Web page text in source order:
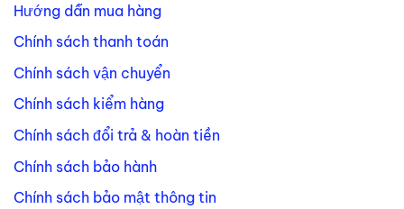
Hướng dẫn mua hàng
Chính sách thanh toán
Chính sách vận chuyển
Chính sách kiểm hàng
Chính sách đổi trả & hoàn tiền
Chính sách bảo hành
Chính sách bảo mật thông tin